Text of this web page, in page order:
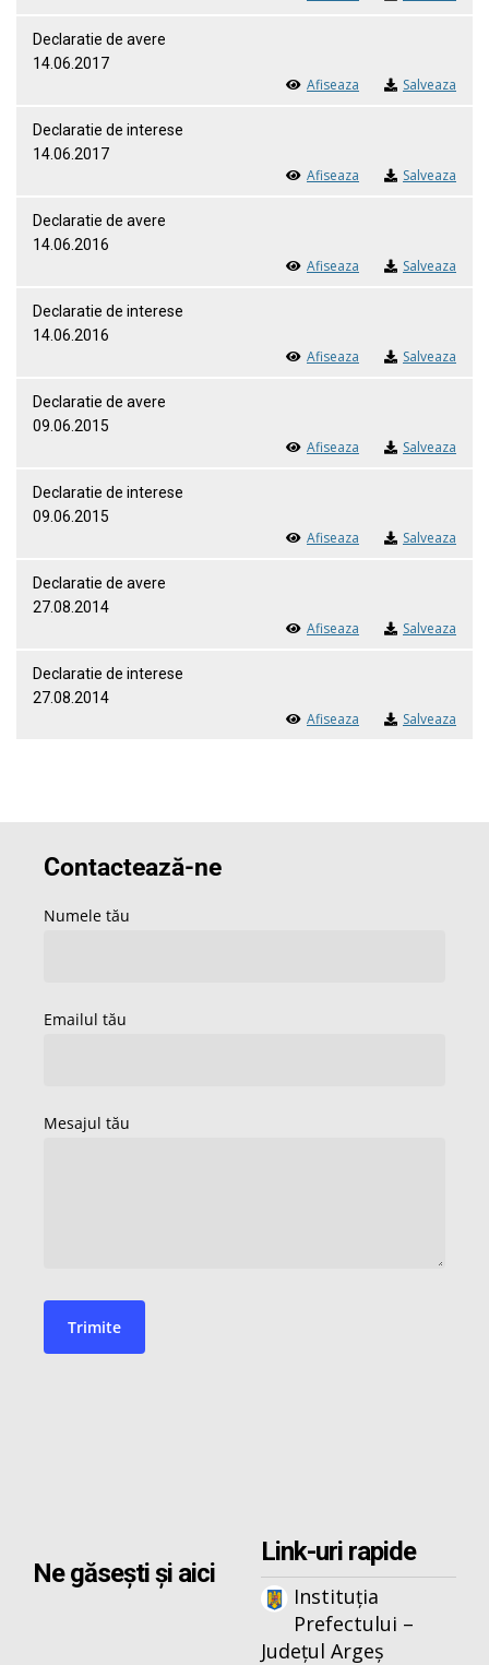
Declaratie de avere
14.06.2017
Afiseaza Salveaza
Declaratie de interese
14.06.2017
Afiseaza Salveaza
Declaratie de avere
14.06.2016
Afiseaza Salveaza
Declaratie de interese
14.06.2016
Afiseaza Salveaza
Declaratie de avere
09.06.2015
Afiseaza Salveaza
Declaratie de interese
09.06.2015
Afiseaza Salveaza
Declaratie de avere
27.08.2014
Afiseaza Salveaza
Declaratie de interese
27.08.2014
Afiseaza Salveaza
Ne găsești și aici
Link-uri rapide
Instituția
Prefectului –
Județul Argeș